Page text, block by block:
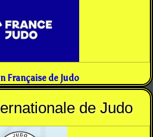
Française de Judo
de Judo